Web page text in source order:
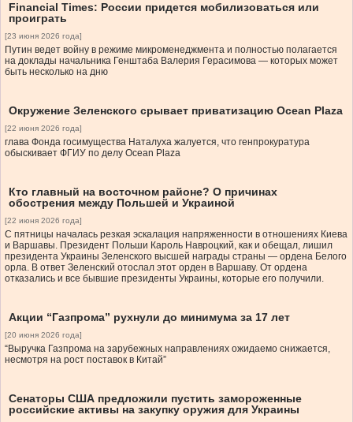
Financial Times: России придется мобилизоваться или
проиграть
[23 июня 2026 года]
Путин ведет войну в режиме микроменеджмента и полностью полагается
на доклады начальника Генштаба Валерия Герасимова — которых может
быть несколько на дню
Окружение Зеленского срывает приватизацию Ocean Plaza
[22 июня 2026 года]
глава Фонда госимущества Наталуха жалуется, что генпрокуратура
обыскивает ФГИУ по делу Ocean Plaza
Кто главный на восточном районе? О причинах
обострения между Польшей и Украиной
[22 июня 2026 года]
С пятницы началась резкая эскалация напряженности в отношениях Киева
и Варшавы. Президент Польши Кароль Навроцкий, как и обещал, лишил
президента Украины Зеленского высшей награды страны — ордена Белого
орла. В ответ Зеленский отослал этот орден в Варшаву. От ордена
отказались и все бывшие президенты Украины, которые его получили.
Акции “Газпрома” рухнули до минимума за 17 лет
[20 июня 2026 года]
“Выручка Газпрома на зарубежных направлениях ожидаемо снижается,
несмотря на рост поставок в Китай”
Сенаторы США предложили пустить замороженные
российские активы на закупку оружия для Украины